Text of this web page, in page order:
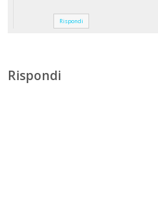
Rispondi
Rispondi